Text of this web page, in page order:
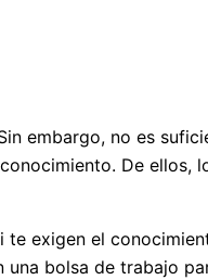
embargo, no es
De ellos,
exigen el
bolsa de trabajo